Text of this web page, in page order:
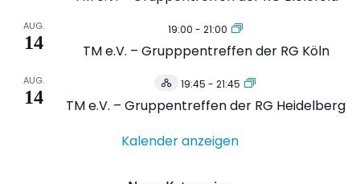
AUG.
14
19:00 - 21:00
TM e.V. – Grupppentreffen der RG Köln
AUG.
14
Hybrid
Veranstaltung
19:45 - 21:45
TM e.V. – Gruppentreffen der RG Heidelberg
Kalender anzeigen